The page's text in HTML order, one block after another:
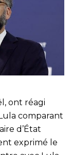
ont réagi
comparant
d’État
exprimé le